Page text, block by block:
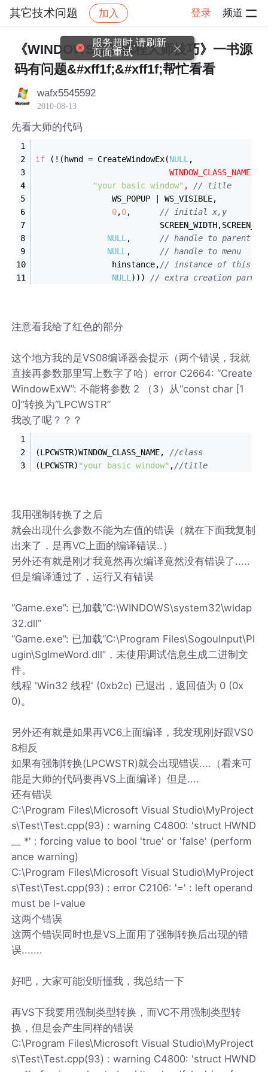
其它技术问题 加入 登录 频道
社区 其它技术问题 帖子详情
《WINDOWS游戏编程大师技巧》一书源
码有问题&#xff1f;&#xff1f;帮忙看看
wafx5545592
2010-08-13
先看大师的代码
if (!(hwnd = CreateWindowEx(NULL
"your basic window" , // title
			    WS_POPUP | WS_VISIBLE,
0,0
NULL
// handle to parent
NULL
// handle to menu
			    hinstance,
// instance of this
NULL
// extra creation parms
注意看我给了红色的部分
这个地方我的是VS08编译器会提示（两个错误，我就
直接再参数那里写上数字了哈）error C2664: “Create
WindowExW”: 不能将参数 2 （3）从“const char [1
0]”转换为“LPCWSTR”
我改了呢？？？
(LPCWSTR)WINDOW_CLASS_NAME, //class
(LPCWSTR) "your basic window" ,//title
我用强制转换了之后
就会出现什么参数不能为左值的错误（就在下面我复制
出来了，是再VC上面的编译错误..）
另外还有就是刚才我竟然再次编译竟然没有错误了.....
但是编译通过了，运行又有错误
“Game.exe”: 已加载“C:\WINDOWS\system32\wldap
32.dll”
“Game.exe”: 已加载“C:\Program Files\SogouInput\Pl
ugin\SgImeWord.dll”，未使用调试信息生成二进制文
件。
线程 'Win32 线程' (0xb2c) 已退出，返回值为 0 (0x
0)。
另外还有就是如果再VC6上面编译，我发现刚好跟VS0
8相反
如果有强制转换(LPCWSTR)就会出现错误....（看来可
能是大师的代码要再VS上面编译）但是....
还有错误
C:\Program Files\Microsoft Visual Studio\MyProject
s\Test\Test.cpp(93) : warning C4800: 'struct HWND
__ *' : forcing value to bool 'true' or 'false' (perform
ance warning)
C:\Program Files\Microsoft Visual Studio\MyProject
s\Test\Test.cpp(93) : error C2106: '=' : left operand
must be l-value
这两个错误
这两个错误同时也是VS上面用了强制转换后出现的错
误.......
好吧，大家可能没听懂我，我总结一下
再VS下我要用强制类型转换，而VC不用强制类型转
换，但是会产生同样的错误
C:\Program Files\Microsoft Visual Studio\MyProject
s\Test\Test.cpp(93) : warning C4800: 'struct HWND
服务超时,请刷新
页面重试